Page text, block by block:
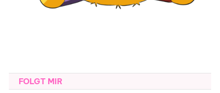
FOLGT MIR